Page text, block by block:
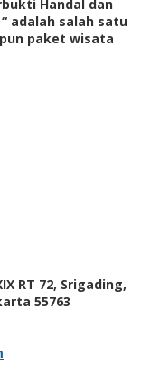
Handal dan
adalah salah satu
paket wisata
RT 72, Srigading,
55763